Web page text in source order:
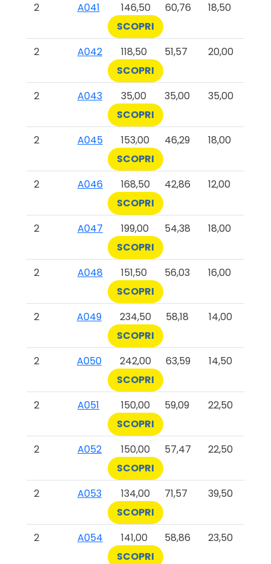
2
A041 146,50 60,76
18,50
SCOPRI
2
A042 118,50 51,57
20,00
SCOPRI
2
A043 35,00 35,00
35,00
SCOPRI
2
A045 153,00 46,29
18,00
SCOPRI
2
A046 168,50 42,86
12,00
SCOPRI
2
A047 199,00 54,38
18,00
SCOPRI
2
A048 151,50 56,03
16,00
SCOPRI
2
A049 234,50 58,18
14,00
SCOPRI
2
A050 242,00 63,59
14,50
SCOPRI
2
A051 150,00 59,09
22,50
SCOPRI
2
A052 150,00 57,47
22,50
SCOPRI
2
A053 134,00 71,57
39,50
SCOPRI
2
A054 141,00 58,86
23,50
SCOPRI